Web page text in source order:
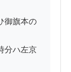
御旗本の
分ハ左京